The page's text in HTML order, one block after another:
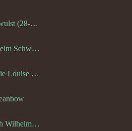
US Doroty C Schwulst (28-12-1919)
DE Friedrich Wilhelm Schwulst
DT Caroline Sophie Louise Schreuder born Schwulst (13-05-1866)
DE Jacob Friedrich Wilhelm Hurth